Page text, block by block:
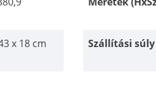
x 18 cm Szállítási súly